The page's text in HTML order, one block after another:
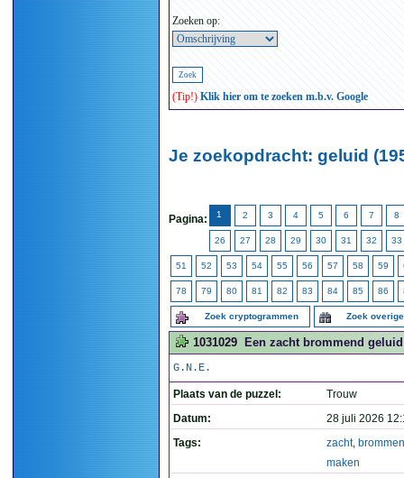
Zoeken op:
(Tip!) Klik hier om te zoeken m.b.v. Google
Je zoekopdracht: geluid
Pagina: 1 2 3 4 5 6 7 8
26 27 28 29 30 31 32 33
51 52 53 54 55 56 57 58 59
78 79 80 81 82 83 84 85 86
Zoek cryptogrammen Zoek
1031029 Een zacht brommend
G.N.E.
Plaats van de puzzel:
Trouw
Datum:
28 juli 2026
Tags:
zacht,
maken